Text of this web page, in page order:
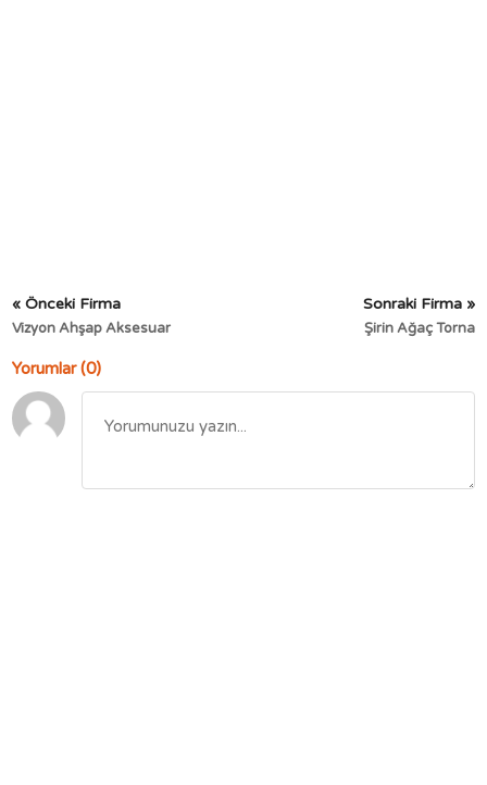
« Önceki Firma
Vizyon Ahşap Aksesuar
Sonraki Firma »
Şirin Ağaç Torna
Yorumlar (0)